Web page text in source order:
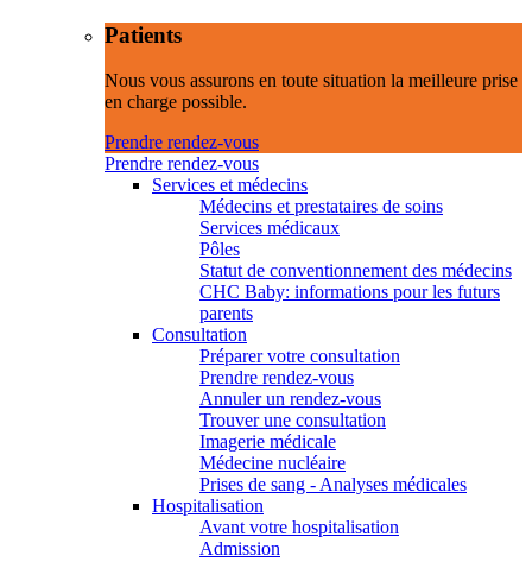
Patients
Nous vous assurons en toute situation la meilleure prise
en charge possible.
Prendre rendez-vous
Prendre rendez-vous
Services et médecins
Médecins et prestataires de soins
Services médicaux
Pôles
Statut de conventionnement des médecins
CHC Baby: informations pour les futurs
parents
Consultation
Préparer votre consultation
Prendre rendez-vous
Annuler un rendez-vous
Trouver une consultation
Imagerie médicale
Médecine nucléaire
Prises de sang - Analyses médicales
Hospitalisation
Avant votre hospitalisation
Admission